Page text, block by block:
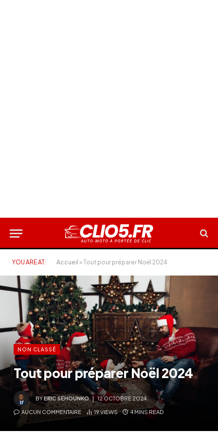
YOU ARE AT: Accueil »Tout pour préparer Noël 2024
NON CLASSÉ
Tout pour préparer Noël 2024
BYERIC SEHOUNKO 12 OCTOBRE 2024
AUCUN COMMENTAIRE 19 VIEWS 4 MINS READ